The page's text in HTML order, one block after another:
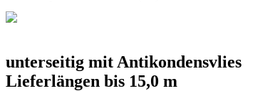
unterseitig mit Antikondensvlies
Lieferlängen bis 15,0 m